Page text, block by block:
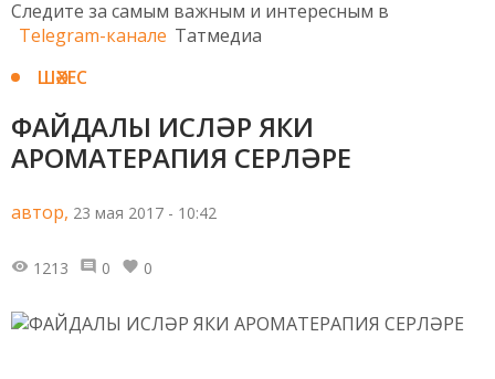
Следите за самым важным и интересным в
Telegram-канале Татмедиа
ШӘХЕС
ФАЙДАЛЫ ИСЛӘР ЯКИ
АРОМАТЕРАПИЯ СЕРЛӘРЕ
автор, 23 мая 2017 - 10:42
1213 0 0